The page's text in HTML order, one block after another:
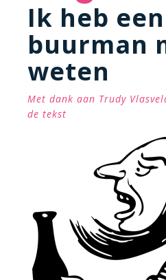
Ik heb een
buurman
weten
Met dank aan Trudy
de tekst